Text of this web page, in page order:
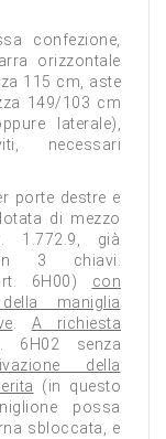
confezione,
orizzontale
115 cm, aste
149/103 cm
laterale),
necessari
porte destre e
di mezzo
1.772.9, già
3 chiavi.
6H00) con
maniglia
A richiesta
6H02 senza
della
(in questo
possa
sbloccata, e